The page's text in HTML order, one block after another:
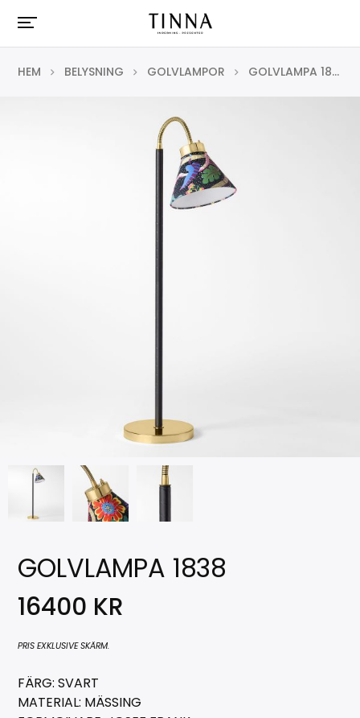
HEM BELYSNING GOLVLAMPOR GOLVLAMPA 1838
GOLVLAMPA 1838
16400 KR
PRIS EXKLUSIVE SKÄRM.
FÄRG: SVART
MATERIAL: MÄSSING